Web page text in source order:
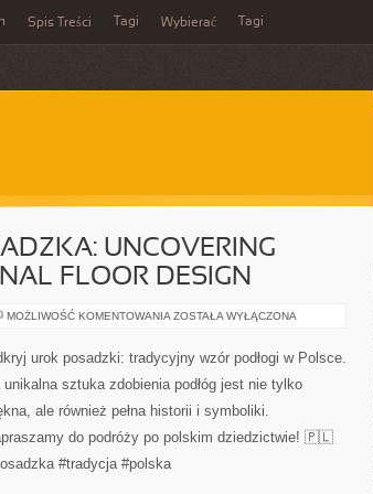
Spis Treści Tagi Wybierać Tagi
UNCOVERING
FLOOR DESIGN
MOŻLIWOŚĆ KOMENTOWANIA THE
POSADZKA:
UNCOVERING
TRADITIONAL
DESIGN
ZOSTAŁA WYŁĄCZONA
urok posadzki: tradycyjny wzór podłogi w Polsce.
unikalna sztuka zdobienia podłóg jest nie tylko
ale również pełna historii i symboliki.
do podróży po polskim dziedzictwie! 🇵🇱
#tradycja #polska